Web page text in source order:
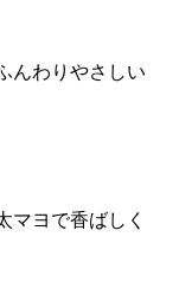
んわりやさしい
マヨで香ばしく